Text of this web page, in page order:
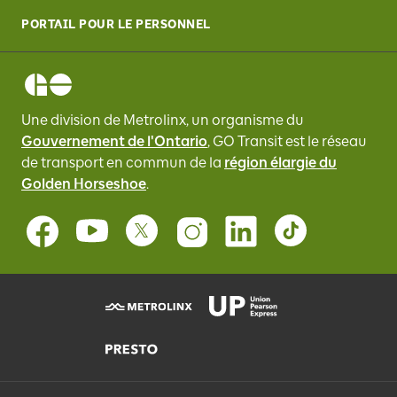
PORTAIL POUR LE PERSONNEL
Une division de Metrolinx, un organisme du
Gouvernement de l'Ontario, GO Transitest le réseau
de transport en commun de la région élargie du
Golden Horseshoe.